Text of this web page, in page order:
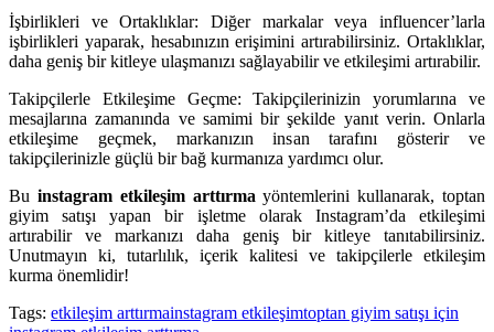
İşbirlikleri ve Ortaklıklar: Diğer markalar veya influencer’larla
işbirlikleri yaparak, hesabınızın erişimini artırabilirsiniz. Ortaklıklar,
daha geniş bir kitleye ulaşmanızı sağlayabilir ve etkileşimi artırabilir.
Takipçilerle Etkileşime Geçme: Takipçilerinizin yorumlarına ve
mesajlarına zamanında ve samimi bir şekilde yanıt verin. Onlarla
etkileşime geçmek, markanızın insan tarafını gösterir ve
takipçilerinizle güçlü bir bağ kurmanıza yardımcı olur.
Bu instagram etkileşim arttırma yöntemlerini kullanarak, toptan
giyim satışı yapan bir işletme olarak Instagram’da etkileşimi
artırabilir ve markanızı daha geniş bir kitleye tanıtabilirsiniz.
Unutmayın ki, tutarlılık, içerik kalitesi ve takipçilerle etkileşim
kurma önemlidir!
Tags: etkileşim arttırmainstagram etkileşimtoptan giyim satışı için